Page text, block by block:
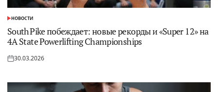
ОПУБЛИКОВАНО
В
НОВОСТИ
South Pike побеждает: новые рекорды и «Super 12» на
4A State Powerlifting Championships
Опубликовано
30.03.2026